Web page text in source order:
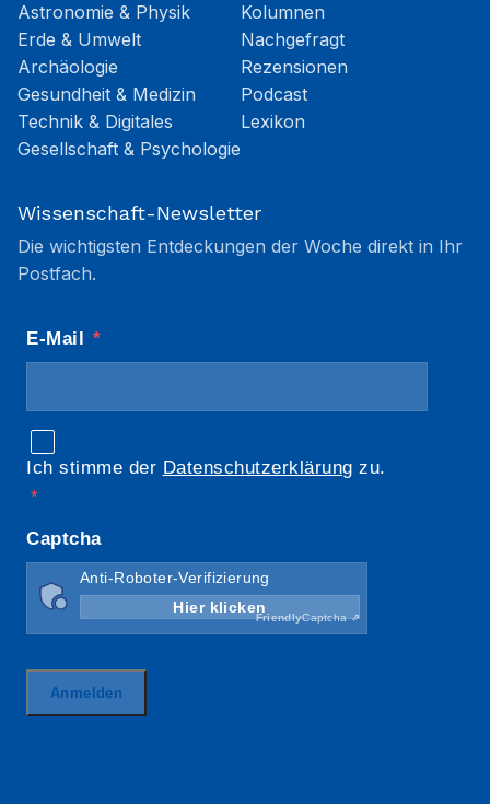
Astronomie & Physik
Erde & Umwelt
Archäologie
Gesundheit & Medizin
Technik & Digitales
Gesellschaft & Psychologie
Kolumnen
Nachgefragt
Rezensionen
Podcast
Lexikon
Wissenschaft-Newsletter
Die wichtigsten Entdeckungen der Woche direkt in Ihr
Postfach.